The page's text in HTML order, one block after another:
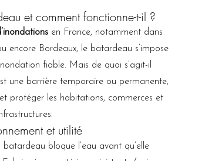
et comment fonctionne-t-il ?
en France, notamment dans
encore Bordeaux, le batardeau s’impose
fiable. Mais de quoi s’agit-il
une barrière temporaire ou permanente,
protéger les habitations, commerces et
et utilité
bloque l’eau avant qu’elle